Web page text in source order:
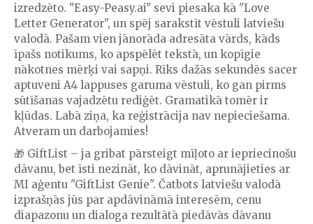
izredzēto. "Easy-Peasy.ai" sevi piesaka kā "Love
Letter Generator", un spēj sarakstīt vēstuli latviešu
valodā. Pašam vien jānorāda adresāta vārds, kāds
īpašs notikums, ko apspēlēt tekstā, un kopīgie
nākotnes mērķi vai sapņi. Rīks dažās sekundēs sacer
aptuveni A4 lappuses garuma vēstuli, ko gan pirms
sūtīšanas vajadzētu rediģēt. Gramatikā tomēr ir
kļūdas. Labā ziņa, ka reģistrācija nav nepieciešama.
Atveram un darbojamies!
🎁 GiftList – ja gribat pārsteigt mīļoto ar iepriecinošu
dāvanu, bet īsti nezināt, ko dāvināt, aprunājieties ar
MI aģentu "GiftList Genie". Čatbots latviešu valodā
izprašņās jūs par apdāvināmā interesēm, cenu
diapazonu un dialoga rezultātā piedāvās dāvanu